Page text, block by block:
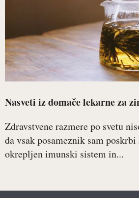
Nasveti iz domače lekarne za
Zdravstvene razmere po svetu
da vsak posameznik sam
okrepljen imunski sistem in...